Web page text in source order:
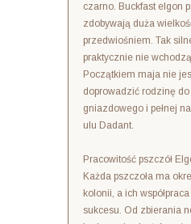
czarno. Buckfast elgon
zdobywają duża
przedwiośniem. Tak
praktycznie nie
Początkiem maja nie
doprowadzić rodzinę do
gniazdowego i pełnej
ulu Dadant.
Pracowitość pszczół
Każda pszczoła ma
kolonii, a ich
sukcesu. Od zbierania